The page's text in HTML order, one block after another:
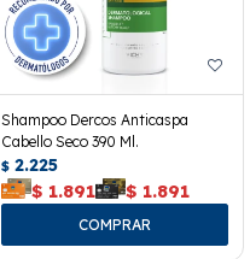
Shampoo Dercos Anticaspa
Cabello Seco 390 Ml.
$ 2.225
$ 1.891 $ 1.891